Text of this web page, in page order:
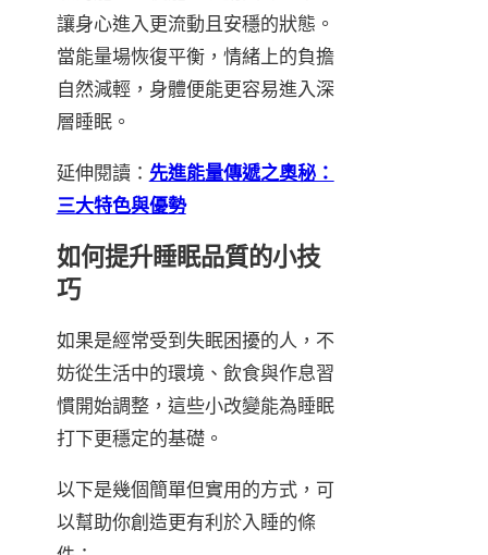
讓身心進入更流動且安穩的狀態。
當能量場恢復平衡，情緒上的負擔
自然減輕，身體便能更容易進入深
層睡眠。
延伸閱讀： 先進能量傳遞之奧秘：
三大特色與優勢
如何提升睡眠品質的小技
巧
如果是經常受到失眠困擾的人，不
妨從生活中的環境、飲食與作息習
慣開始調整，這些小改變能為睡眠
打下更穩定的基礎。
以下是幾個簡單但實用的方式，可
以幫助你創造更有利於入睡的條